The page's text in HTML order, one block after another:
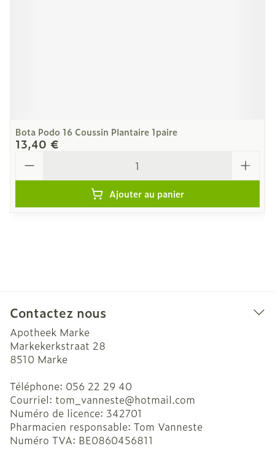
Bota Podo 16 Coussin Plantaire 1paire
13,40 €
Ajouter au panier
Contactez nous
Apotheek Marke
Markekerkstraat 28
8510 Marke
Téléphone: 056 22 29 40
Courriel: tom_vanneste@hotmail.com
Numéro de licence: 342701
Pharmacien responsable: Tom Vanneste
Numéro TVA: BE0860456811